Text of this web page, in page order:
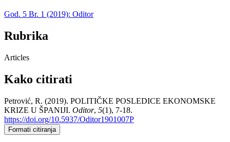
God. 5 Br. 1 (2019): Oditor
Rubrika
Articles
Kako citirati
Petrović, R. (2019). POLITIČKE POSLEDICE EKONOMSKE
KRIZE U ŠPANIJI. Oditor, 5(1), 7-18.
https://doi.org/10.5937/Oditor1901007P
Formati citiranja